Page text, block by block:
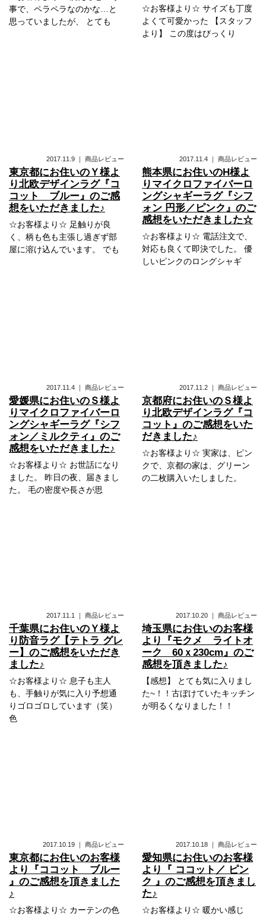
事で、ペラペラなのかな…と
思っていましたが、 とても
☆お客様より☆ サイズも丁度
よくて可愛かった 【スタッフ
より】 この度はびっくり
2017.11.9 ｜ 商品レビュー
東京都にお住いのＹ様よ
り北欧デザインラグ『コ
コット ブルー』のご感
想をいただきました♪
☆お客様より☆ 足触りが良
く、柄も色も主張し過ぎず部
屋に溶け込んでいます。 でも
2017.11.4 ｜ 商品レビュー
熊本県にお住いのH様よ
りマイクロファイバーロ
ングシャギーラグ『シフ
ォン 円形／ピンク』のご
感想をいただきました☆
☆お客様より☆ 電話注文で、
対応も良くて即決でした。 優
しいピンクのロングシャギ
2017.11.4 ｜ 商品レビュー
愛媛県にお住いのＳ様よ
りマイクロファイバーロ
ングシャギーラグ『シフ
ォン／ミルクティ』のご
感想をいただきました♪
☆お客様より☆ お世話になり
ました。 昨日の夜、届きまし
た。 毛の密度や長さが思
2017.11.2 ｜ 商品レビュー
京都府にお住いのＳ様よ
り北欧デザインラグ『コ
コット』のご感想をいた
だきました♪
☆お客様より☆ 実家は、ピン
クで、京都の家は、グリーン
の二枚購入いたしました。
2017.11.1 ｜ 商品レビュー
千葉県にお住いのＹ様よ
り防音ラグ【テトラ グレ
ー】のご感想をいただき
ました♪
☆お客様より☆ 息子も主人
も、手触りが気に入り予想通
りゴロゴロしています（笑）
色
2017.10.20 ｜ 商品レビュー
埼玉県にお住いのお客様
より『モクメ ライトオ
ーク 60ｘ230cm』のご
感想を頂きました♪
【感想】 とても気に入りまし
た~！！古ぼけていたキッチン
が明るくなりました！！
2017.10.19 ｜ 商品レビュー
東京都にお住いのお客様
より『ココット ブルー
』のご感想を頂きました
♪
☆お客様より☆ カーテンの色
2017.10.18 ｜ 商品レビュー
愛知県にお住いのお客様
より『 ココット／ ピン
ク 』のご感想を頂きまし
た♪
☆お客様より☆ 暖かい感じ